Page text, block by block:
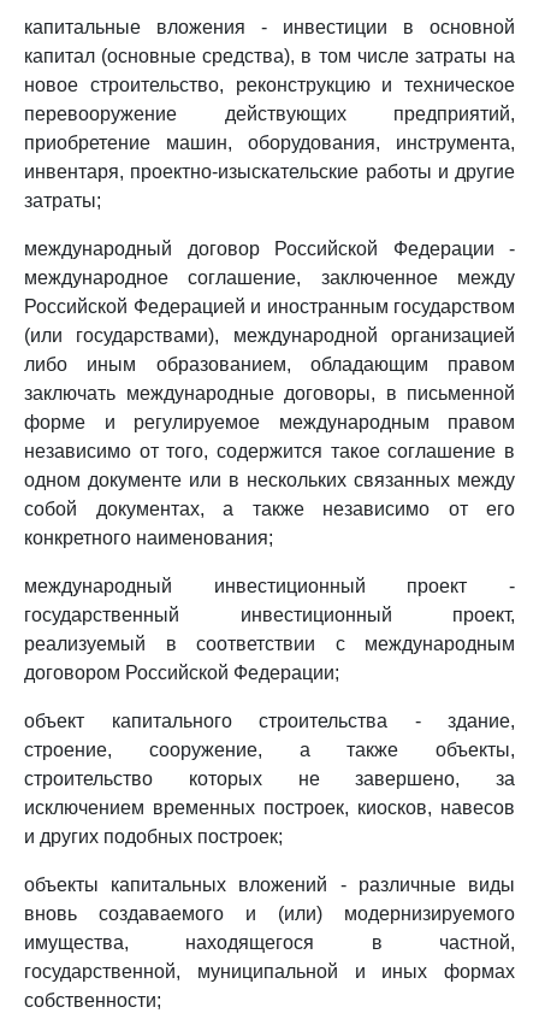
капитальные вложения - инвестиции в основной
капитал (основные средства), в том числе затраты на
новое строительство, реконструкцию и техническое
перевооружение действующих предприятий,
приобретение машин, оборудования, инструмента,
инвентаря, проектно-изыскательские работы и другие
затраты;
международный договор Российской Федерации -
международное соглашение, заключенное между
Российской Федерацией и иностранным государством
(или государствами), международной организацией
либо иным образованием, обладающим правом
заключать международные договоры, в письменной
форме и регулируемое международным правом
независимо от того, содержится такое соглашение в
одном документе или в нескольких связанных между
собой документах, а также независимо от его
конкретного наименования;
международный инвестиционный проект -
государственный инвестиционный проект,
реализуемый в соответствии с международным
договором Российской Федерации;
объект капитального строительства - здание,
строение, сооружение, а также объекты,
строительство которых не завершено, за
исключением временных построек, киосков, навесов
и других подобных построек;
объекты капитальных вложений - различные виды
вновь создаваемого и (или) модернизируемого
имущества, находящегося в частной,
государственной, муниципальной и иных формах
собственности;